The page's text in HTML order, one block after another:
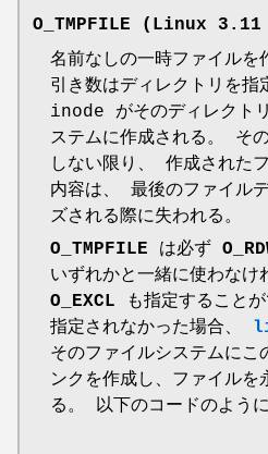
O_TMPFILE (Linux 3.11
名前なしの一時ファイルを
引き数はディレクトリを
inode がそのディレクト
ステムに作成される。 そ
しない限り、 作成された
内容は、 最後のファイル
ズされる際に失われる。
O_TMPFILE は必ず
いずれかと一緒に使わなけ
O_EXCL も指定すること
指定されなかった場合、
そのファイルシステムにこ
ンクを作成し、ファイルを
る。 以下のコードのように